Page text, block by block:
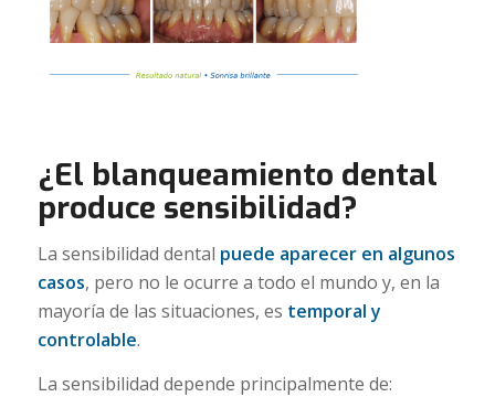
¿El blanqueamiento dental
produce sensibilidad?
La sensibilidad dental puede aparecer en algunos
casos, pero no le ocurre a todo el mundo y, en la
mayoría de las situaciones, es temporal y
controlable.
La sensibilidad depende principalmente de: